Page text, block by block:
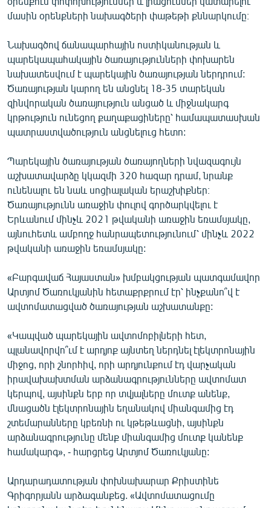
ՁԳՏԵԼՈՎ ԼԱՎԱԳՈՒՅՆԻՆ
ՓՈԴՔԱՍԹ
Հայերեն
English
Русский
ՀԵՏԵՎԵՔ ՄԵԶ
«Ազատության» բոլոր կայքերը
մասին օրենքների նախագծերի փաթեթի քննարկումը։
Նախագծով ճանապարհային ոստիկանության և
պարեկապահակային ծառայությունների փոխարեն
նախատեսվում է պարեկային ծառայության ներդրում:
Ծառայության կարող են անցնել 18-35 տարեկան
զինվորական ծառայություն անցած և միջնակարգ
կրթություն ունեցող քաղաքացիները՝ համապատասխան
պատրաստվածություն անցնելուց հետո:
Պարեկային ծառայության ծառայողների նվազագույն
աշխատավարձը կկազմի 320 հազար դրամ, նրանք
ունենալու են նաև սոցիալական երաշխիքներ։
Ծառայությունն առաջին փուլով գործարկվելու է
Երևանում մինչև 2021 թվականի առաջին եռամսյակը,
այնուհետև ամբողջ հանրապետությունում՝ մինչև 2022
թվականի առաջին եռամսյակը:
«Բարգավաճ Հայաստան» խմբակցության պատգամավոր
Արտյոմ Ծառուկյանին հետաքրքրում էր՝ ինչքանո՞վ է
ավտոմատացված ծառայության աշխատանքը:
«Կապված պարեկային ավտոմոբիլների հետ,
պլանավորվո՞ւմ է արդյոք այնտեղ ներդնել էլեկտրոնային
միջոց, որի շնորհիվ, որի արդյունքում էդ վարչական
իրավախախտման արձանագրությունները ավտոմատ
կերպով, այսինքն երբ որ տվյալները մուտք անենք,
մնացածն էլեկտրոնային եղանակով միանգամից էդ
շտեմարանները կբեռնի ու կթեթևացնի, այսինքն
արձանագրությունը մենք միանգամից մուտք կանենք
համակարգ», - հարցրեց Արտյոմ Ծառուկյանը:
Արդարադատության փոխնախարար Քրիստինե
Գրիգորյանն արձագանքեց. «Ավտոմատացումը